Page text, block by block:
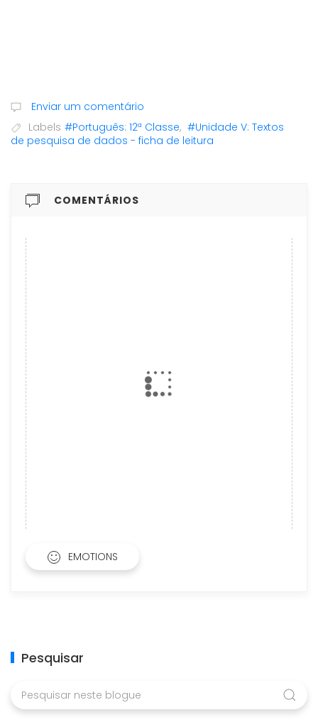
Enviar um comentário
Labels #Português: 12ª Classe, #Unidade V: Textos
de pesquisa de dados - ficha de leitura
COMENTÁRIOS
EMOTIONS
Pesquisar